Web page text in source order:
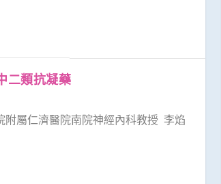
二類抗凝藥
附屬仁濟醫院南院神經內科教授 李焰